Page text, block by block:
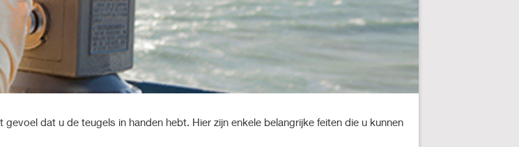
dat u de teugels in handen hebt. Hier zijn enkele belangrijke feiten die u kunnen